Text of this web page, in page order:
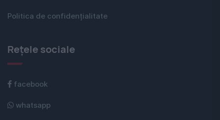
Politica de confidențialitate
Rețele sociale
facebook
whatsapp